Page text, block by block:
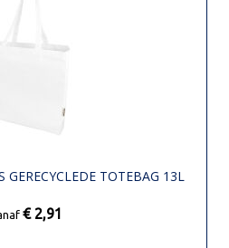
GERECYCLEDE TOTEBAG 13L
€ 2,91